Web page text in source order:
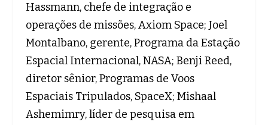
Hassmann, chefe de integração e
operações de missões, Axiom Space; Joel
Montalbano, gerente, Programa da Estação
Espacial Internacional, NASA; Benji Reed,
diretor sênior, Programas de Voos
Espaciais Tripulados, SpaceX; Mishaal
Ashemimry, líder de pesquisa em